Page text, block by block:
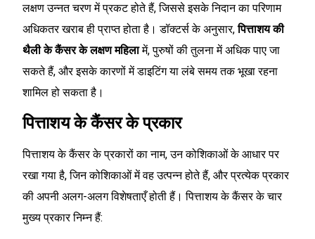
लक्षण उन्नत चरण में प्रकट होते हैं, जिससे इसके निदान का परिणाम
अधिकतर खराब ही प्राप्त होता है। डॉक्टर्स के अनुसार,पित्ताशय की
थैली के कैंसर के लक्षण महिलामें, पुरुषों की तुलना में अधिक पाए जा
सकते हैं, और इसके कारणों में डाइटिंग या लंबे समय तक भूखा रहना
शामिल हो सकता है।
पित्ताशय के कैंसर के प्रकार
पित्ताशय के कैंसर के प्रकारों का नाम, उन कोशिकाओं के आधार पर
रखा गया है, जिन कोशिकाओं में वह उत्पन्न होते हैं, और प्रत्येक प्रकार
की अपनी अलग-अलग विशेषताएँ होती हैं। पित्ताशय के कैंसर के चार
मुख्य प्रकार निम्न हैं: